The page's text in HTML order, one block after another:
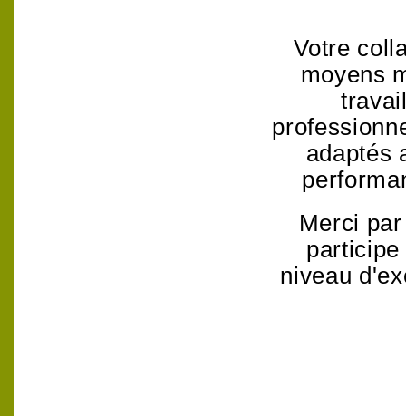
Votre
moyens
adaptés
Merci
participe
niveau